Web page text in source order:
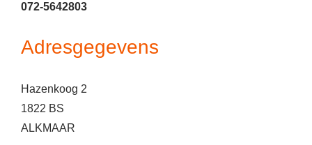
072-5642803
Adresgegevens
Hazenkoog 2
1822 BS
ALKMAAR